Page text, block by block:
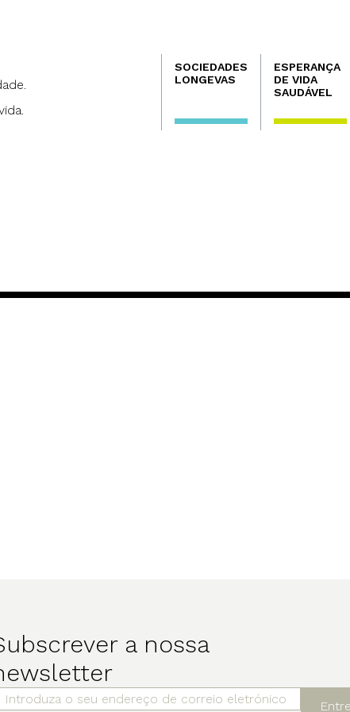
Navegación
principal
SOCIEDADES
LONGEVAS
ESPERANÇA
DE VIDA
SAUDÁVEL
a nossa